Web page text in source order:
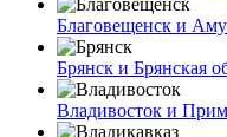
Благовещенск и
Брянск и Брянская
Владивосток и